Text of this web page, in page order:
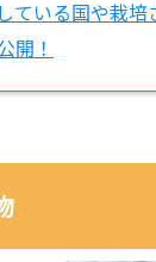
ている国や栽培
開！